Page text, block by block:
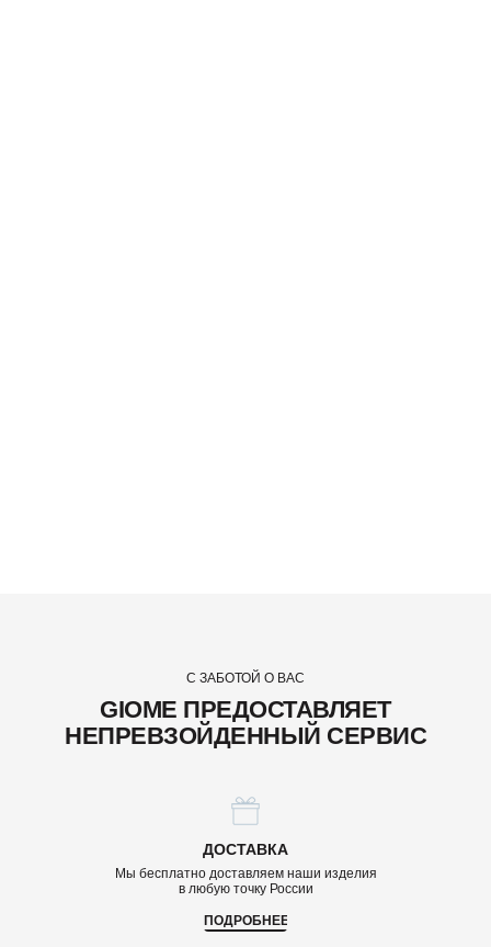
С ЗАБОТОЙ О ВАС
GIOME ПРЕДОСТАВЛЯЕТ
НЕПРЕВЗОЙДЕННЫЙ СЕРВИС
ДОСТАВКА
Мы бесплатно доставляем наши изделия
в любую точку России
ПОДРОБНЕЕ